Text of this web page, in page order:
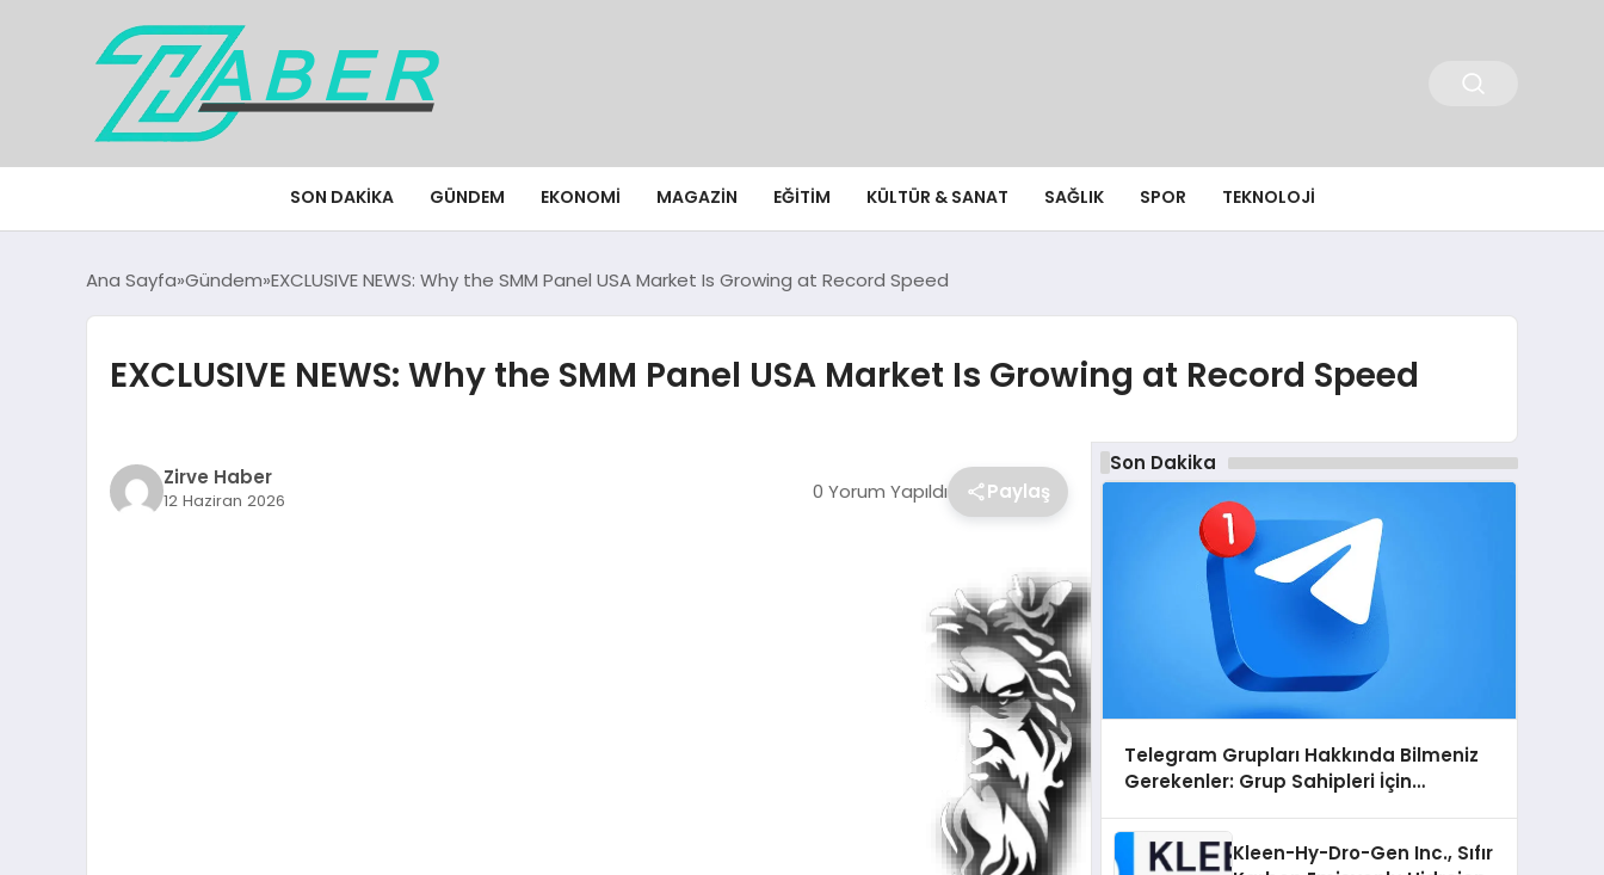
SON DAKIKA GÜNDEM EKONOMI MAGAZIN EĞITIM KÜLTÜR & SANAT SAĞLIK SPOR TEKNOLOJI
Ana Sayfa Gündem EXCLUSIVE NEWS: Why the SMM Panel USA Market Is Growing at Record Speed
EXCLUSIVE NEWS: Why the SMM Panel USA Market Is Growing at Record Speed
Zirve Haber
12 Haziran 2026 0 Yorum Yapıldı Paylaş
Son Dakika
Telegram Grupları Hakkında Bilmeniz
Gerekenler: Grup Sahipleri İçin
Kleen-Hy-Dro-Gen Inc., Sıfır